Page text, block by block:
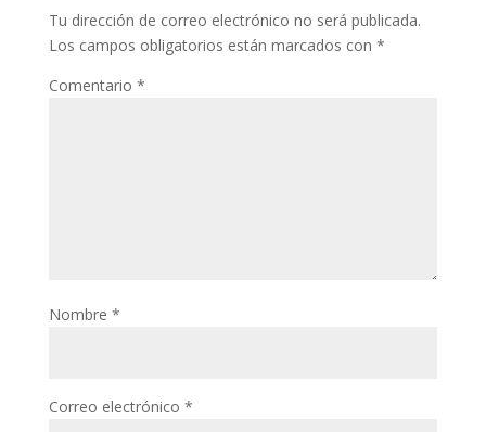
Tu dirección de correo electrónico no será publicada.
Los campos obligatorios están marcados con *
Comentario *
Nombre *
Correo electrónico *